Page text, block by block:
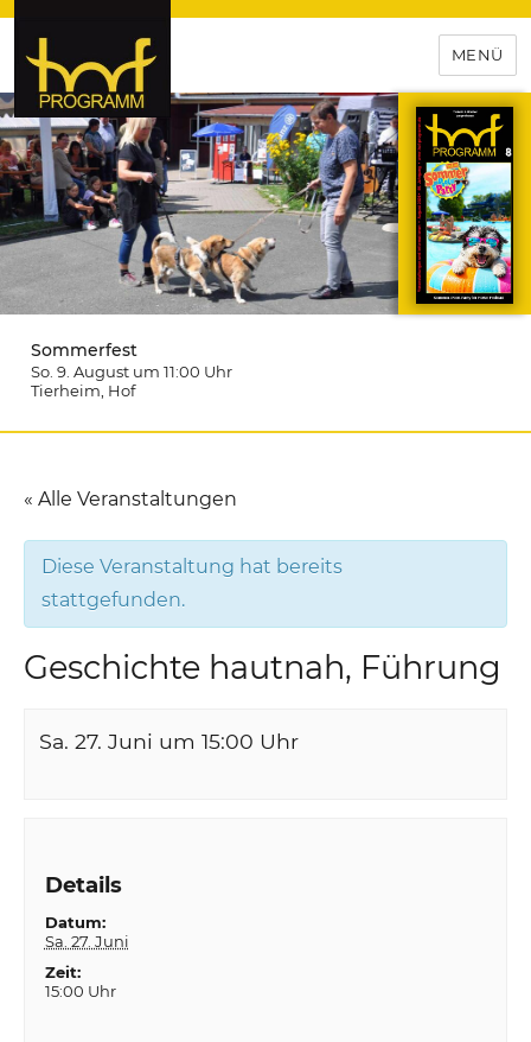
hof-programm – das
Veranstaltungsportal für
Hochfranken
MENÜ
Sommerfest
So. 9. August um 11:00 Uhr
Tierheim , Hof
« Alle Veranstaltungen
Diese Veranstaltung hat bereits
stattgefunden.
Geschichte hautnah, Führung
Sa. 27. Juni um 15:00 Uhr
Details
Datum:
Sa. 27. Juni
Zeit:
15:00 Uhr